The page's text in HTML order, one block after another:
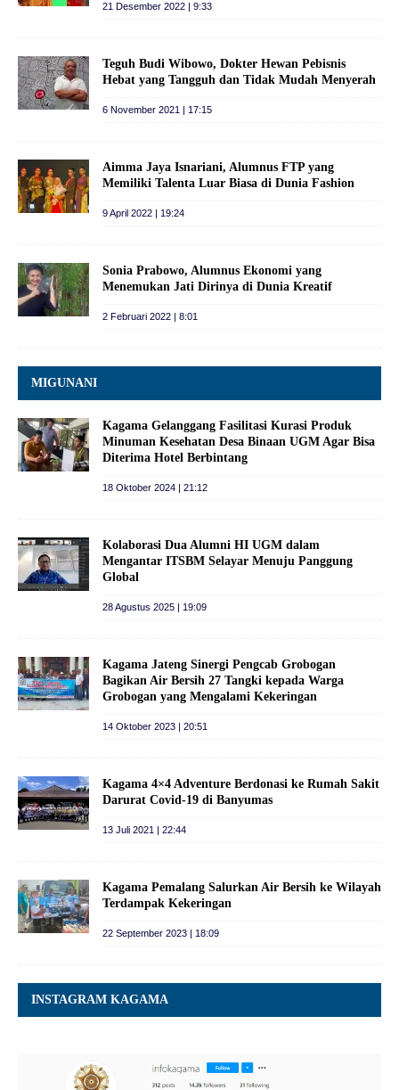
21 Desember 2022 | 9:33
Teguh Budi Wibowo, Dokter Hewan Pebisnis
Hebat yang Tangguh dan Tidak Mudah Menyerah
6 November 2021 | 17:15
Aimma Jaya Isnariani, Alumnus FTP yang
Memiliki Talenta Luar Biasa di Dunia Fashion
9 April 2022 | 19:24
Sonia Prabowo, Alumnus Ekonomi yang
Menemukan Jati Dirinya di Dunia Kreatif
2 Februari 2022 | 8:01
MIGUNANI
Kagama Gelanggang Fasilitasi Kurasi Produk
Minuman Kesehatan Desa Binaan UGM Agar Bisa
Diterima Hotel Berbintang
18 Oktober 2024 | 21:12
Kolaborasi Dua Alumni HI UGM dalam
Mengantar ITSBM Selayar Menuju Panggung
Global
28 Agustus 2025 | 19:09
Kagama Jateng Sinergi Pengcab Grobogan
Bagikan Air Bersih 27 Tangki kepada Warga
Grobogan yang Mengalami Kekeringan
14 Oktober 2023 | 20:51
Kagama 4×4 Adventure Berdonasi ke Rumah Sakit
Darurat Covid-19 di Banyumas
13 Juli 2021 | 22:44
Kagama Pemalang Salurkan Air Bersih ke Wilayah
Terdampak Kekeringan
22 September 2023 | 18:09
INSTAGRAM KAGAMA